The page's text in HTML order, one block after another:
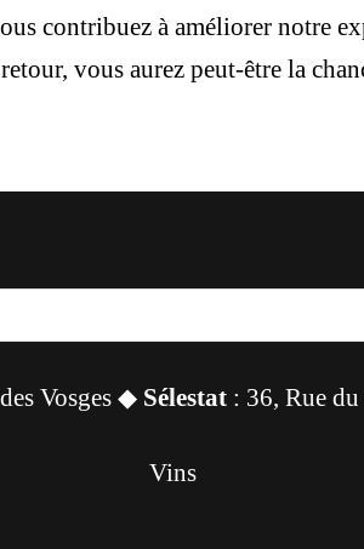
contribuez à améliorer notre
vous aurez peut-être la
Vosges ◆ Sélestat : 36, Rue
Vins